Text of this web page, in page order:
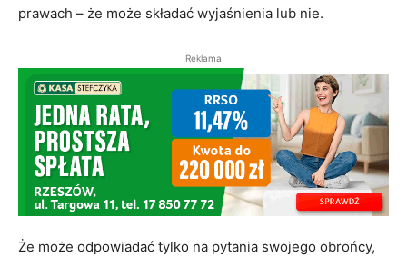
prawach – że może składać wyjaśnienia lub nie.
Reklama
Że może odpowiadać tylko na pytania swojego obrońcy,